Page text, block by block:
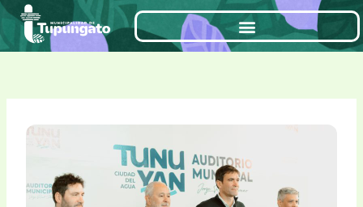
Ir
contenido